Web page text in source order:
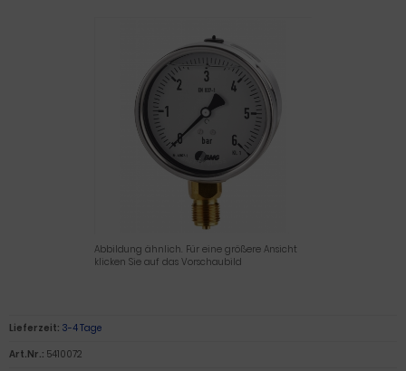
Abbildung ähnlich. Für eine größere Ansicht
klicken Sie auf das Vorschaubild
Lieferzeit: 3-4 Tage
Art.Nr.: 5410072